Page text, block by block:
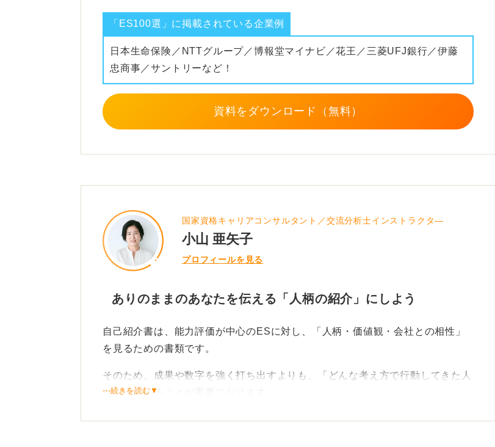
また、ESの自己PR欄とまったく同じ内容を繰り返すのはもったいないです。
差別化のコツは、ESでは書ききれなかったエピソードを補足して人間味を伝え
る、入社後にやりたいことをより具体的に熱く語ることにあります。
果的です。
等身大のあなたが伝わるように書いてみてくださいね。
0
「ES100選」に掲載されている企業例
日本生命保険／NTTグループ／博報堂マイナビ／花王／三菱UFJ銀行／伊藤
忠商事／サントリーなど！
資料をダウンロード（無料）
国家資格キャリアコンサルタント／交流分析士インストラクタ―
小山 亜矢子
プロフィールを見る
ありのままのあなたを伝える「人柄の紹介」にしよう
自己紹介書は、能力評価が中心のESに対し、「人柄・価値観・会社との相性」
を見るための書類です。
そのため、成果や数字を強く打ち出すよりも、「どんな考え方で行動してきた人
か」を伝えることが重要になります。
書き方の基本は、①簡単なプロフィール（学業・活動の軸）→②自分らしさが表
⋯続きを読む▼